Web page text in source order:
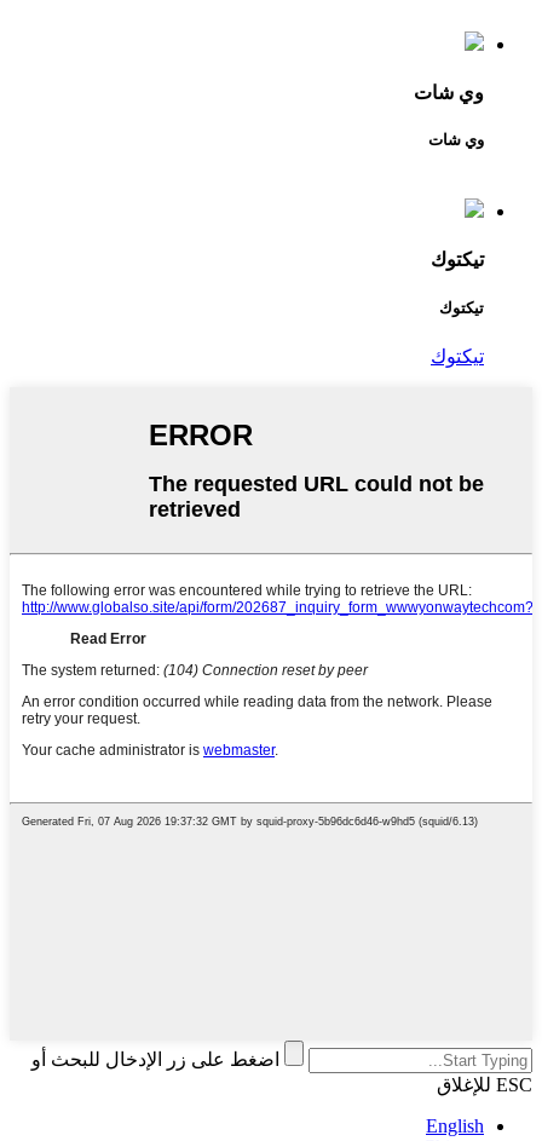
وي شات
وي شات
تيكتوك
تيكتوك
تيكتوك
اضغط على زر الإدخال للبحث أو
ESC للإغلاق
English